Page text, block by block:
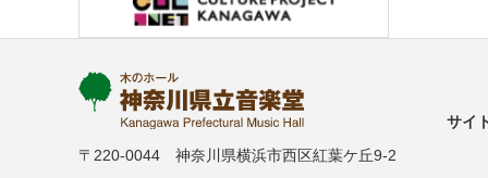
〒220-0044 神奈川県横浜市西区紅葉ケ丘9-2
サイ